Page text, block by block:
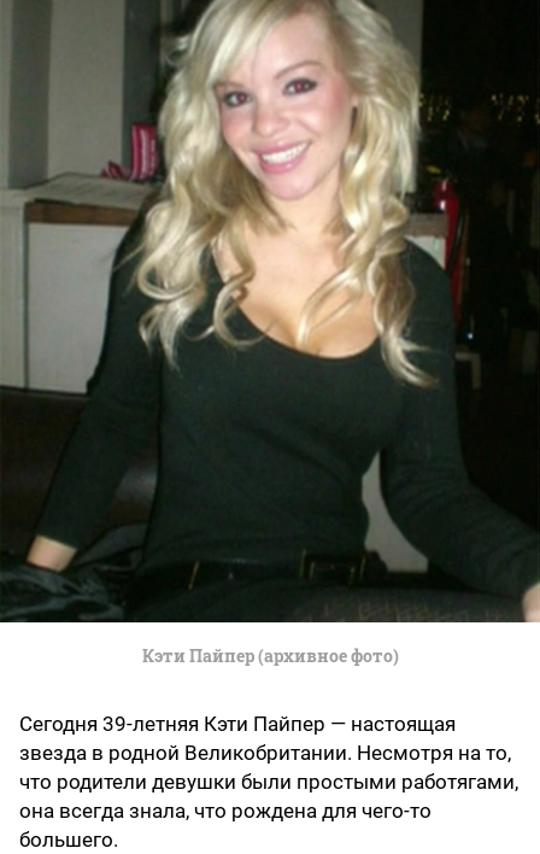
Кэти Пайпер (архивное фото)
Сегодня 39-летняя Кэти Пайпер — настоящая
звезда в родной Великобритании. Несмотря на то,
что родители девушки были простыми работягами,
она всегда знала, что рождена для чего-то
большего.